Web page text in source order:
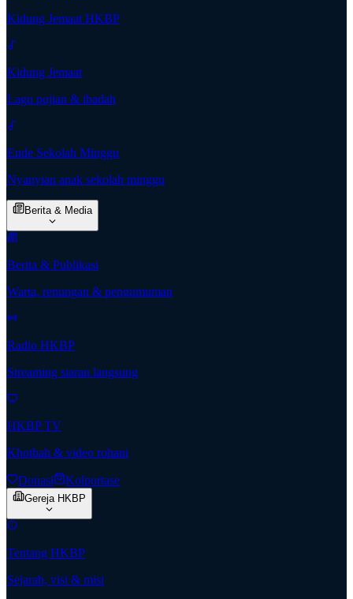
Kidung Jemaat HKBP
Kidung Jemaat
Lagu pujian & ibadah
Ende Sekolah Minggu
Nyanyian anak sekolah minggu
Berita & Media
Berita & Publikasi
Warta, renungan & pengumuman
Radio HKBP
Streaming siaran langsung
HKBP TV
Khotbah & video rohani
Donasi Kolportase
Gereja HKBP
Tentang HKBP
Sejarah, visi & misi